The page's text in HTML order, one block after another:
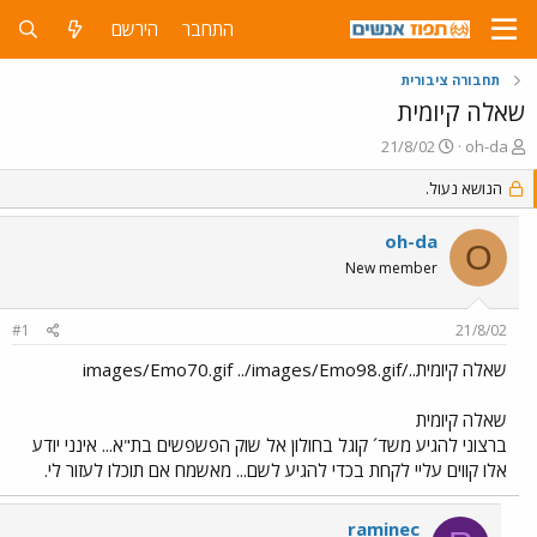
התחבר הירשם
תחבורה ציבורית
שאלה קיומית
פ
ו
ת
ח
נ
oh-da
פ
ו
ר
ס
ב
ת
ך
21/8/02
הנושא נעול.
O
oh-da
New member
21/8/02
#1
שאלה קיומית../images/Emo70.gif ../images/Emo98.gif
שאלה קיומית
ברצוני להגיע משד´ קוגל בחולון אל שוק הפשפשים בת"א... אינני יודע
אלו קווים עליי לקחת בכדי להגיע לשם... מאשמח אם תוכלו לעזור לי.
raminec